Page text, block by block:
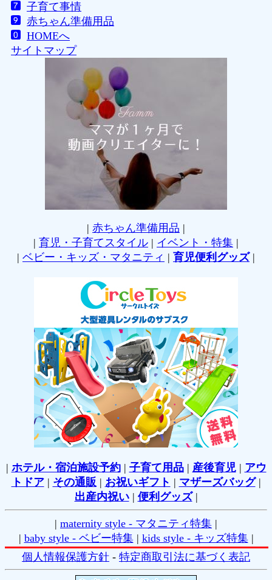
子育て事情
赤ちゃん準備用品
HOMEへ
サイトマップ
| 赤ちゃん準備用品 |
| 育児・子育てスタイル | イベント・特集 |
| ベビー・キッズ・マタニティ | 育児便利グッズ|
| ホテル・宿泊施設予約| 子育て用品| 産後育児| アウ
トドア| その通販 | お祝いギフト | マザーズバッグ|
出産内祝い| 便利グッズ|
| maternity style - マタニティ特集 |
| baby style - ベビー特集| kids style - キッズ特集|
個人情報保護方針 - 特定商取引法に基づく表記